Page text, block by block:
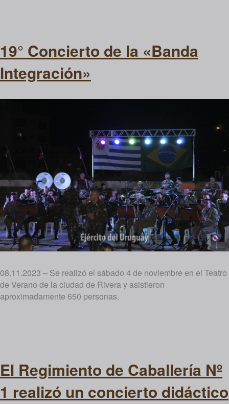
19° Concierto de la «Banda
Integración»
08.11.2023 – Se realizó el sábado 4 de noviembre en el Teatro
de Verano de la ciudad de Rivera y asistieron
aproximadamente 650 personas.
El Regimiento de Caballería Nº
1 realizó un concierto didáctico